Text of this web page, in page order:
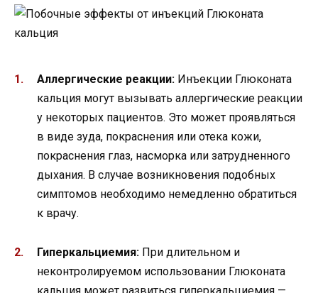
Аллергические реакции: Инъекции Глюконата
кальция могут вызывать аллергические реакции
у некоторых пациентов. Это может проявляться
в виде зуда, покраснения или отека кожи,
покраснения глаз, насморка или затрудненного
дыхания. В случае возникновения подобных
симптомов необходимо немедленно обратиться
к врачу.
Гиперкальциемия: При длительном и
неконтролируемом использовании Глюконата
кальция может развиться гиперкальциемия —